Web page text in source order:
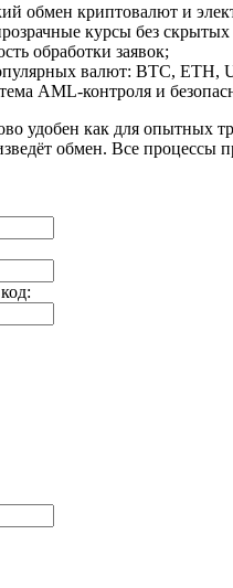
обмен криптовалют и
курсы без скрытых
обработки заявок;
валют: BTC,
AML-контроля и
удобен как для опытных
обмен. Все процессы